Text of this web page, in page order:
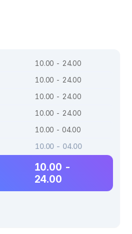
10.00 - 24.00
10.00 - 24.00
10.00 - 24.00
10.00 - 24.00
10.00 - 04.00
10.00 - 04.00
10.00 -
24.00